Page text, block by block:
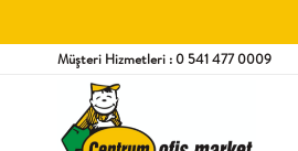
Müşteri Hizmetleri : 0 541 477 0009